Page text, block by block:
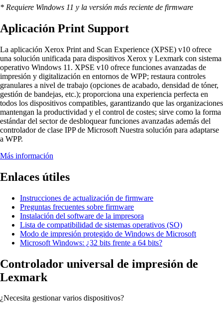
* Requiere Windows 11 y la versión más reciente de firmware
Aplicación Print Support
La aplicación Xerox Print and Scan Experience (XPSE) v10 ofrece
una solución unificada para dispositivos Xerox y Lexmark con sistema
operativo Windows 11. XPSE v10 ofrece funciones avanzadas de
impresión y digitalización en entornos de WPP; restaura controles
granulares a nivel de trabajo (opciones de acabado, densidad de tóner,
gestión de bandejas, etc.); proporciona una experiencia perfecta en
todos los dispositivos compatibles, garantizando que las organizaciones
mantengan la productividad y el control de costes; sirve como la forma
estándar del sector de desbloquear funciones avanzadas además del
controlador de clase IPP de Microsoft Nuestra solución para adaptarse
a WPP.
Más información
Enlaces útiles
Instrucciones de actualización de firmware
Preguntas frecuentes sobre firmware
Instalación del software de la impresora
Lista de compatibilidad de sistemas operativos (SO)
Modo de impresión protegido de Windows de Microsoft
Microsoft Windows: ¿32 bits frente a 64 bits?
Controlador universal de impresión de
Lexmark
¿Necesita gestionar varios dispositivos?